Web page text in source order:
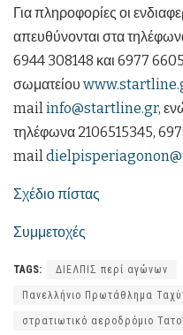
Για πληροφορίες οι
απευθύνονται στα
6944 308148 και 6977
σωματείου
mailinfo@startline.gr,
τηλέφωνα 2106515345,
mail
Σχέδιο πίστας
Συμμετοχές
TAGS: ΔΙΕΛΠΙΣ περί αγώνων
Πανελλήνιο Πρωτάθλημα
στρατιωτικό αεροδρόμιο